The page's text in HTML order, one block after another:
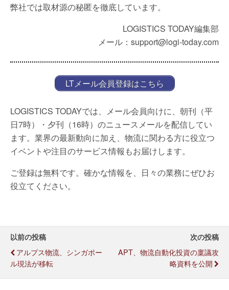
弊社では取材源の秘匿を徹底しています。
LOGISTICS TODAY編集部
メール：support@logi-today.com
LTメール会員登録はこちら
LOGISTICS TODAYでは、メール会員向けに、朝刊（平
日7時）・夕刊（16時）のニュースメールを配信してい
ます。業界の最新動向に加え、物流に関わる方に役立つ
イベントや注目のサービス情報もお届けします。
ご登録は無料です。確かな情報を、日々の業務にぜひお
役立てください。
以前の投稿
アルプス物流、シンガポー
ル現法が移転
次の投稿
APT、物流自動化投資の稟議攻
略資料を公開